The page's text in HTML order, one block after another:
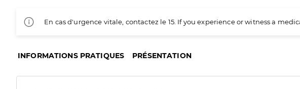
En cas d'urgence vitale, contactez le 15. If you experience or witness a
INFORMATIONS PRATIQUES PRÉSENTATION